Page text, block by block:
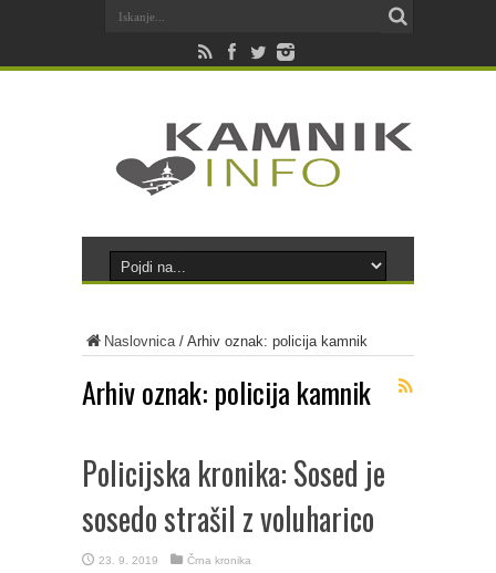
Naslovnica/ Arhiv oznak: policija kamnik
Arhiv oznak: policija kamnik
Policijska kronika: Sosed je
sosedo strašil z voluharico
23. 9. 2019 Črna kronika